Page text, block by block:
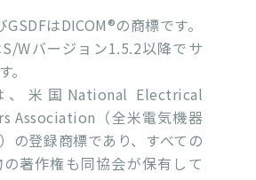
はDICOM®の商標です。
Wバージョン1.5.2以降でサ
。
、米国National Electrical
Association（全米電気機器
の登録商標であり、すべての
の著作権も同協会が保有して